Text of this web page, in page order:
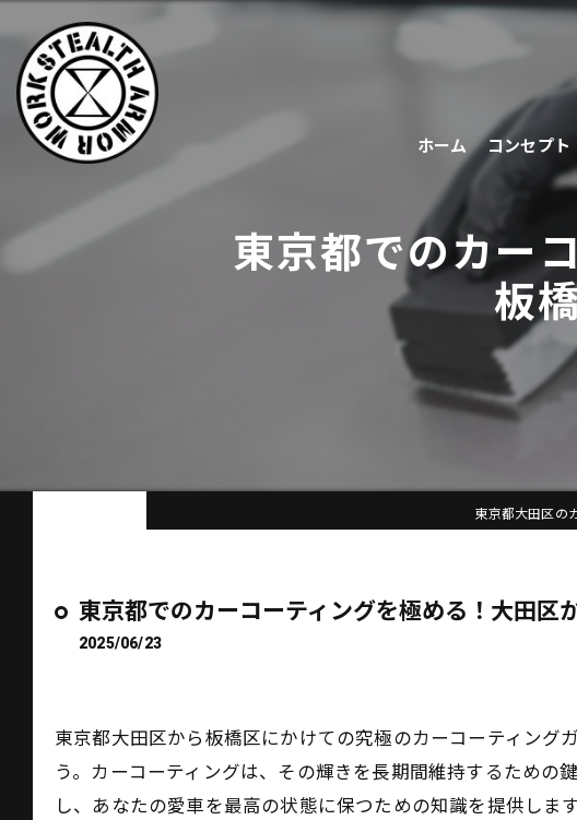
ホーム コンセプト
東京都でのカー
板
東京都大田区の
東京都でのカーコーティングを極める！大田区
2025/06/23
東京都大田区から板橋区にかけての究極のカーコーティング
う。カーコーティングは、その輝きを長期間維持するための
し、あなたの愛車を最高の状態に保つための知識を提供します